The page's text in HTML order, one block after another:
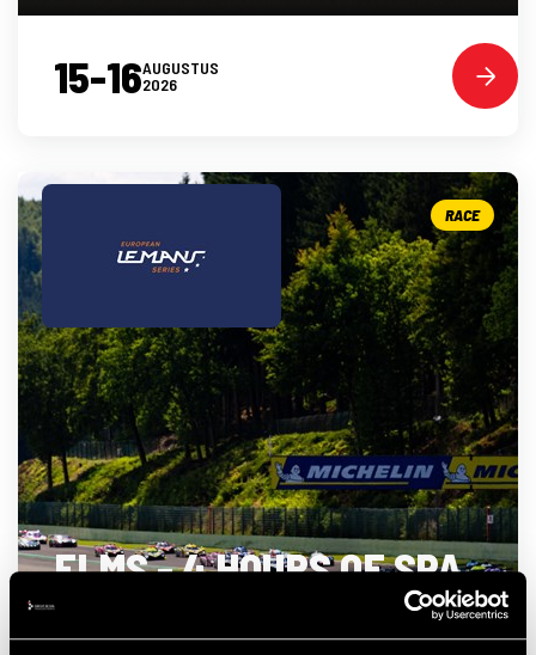
15-16AUGUSTUS
2026
ELMS - 4 HOURS OF SPA
- FRANCORCHAMPS
RACE